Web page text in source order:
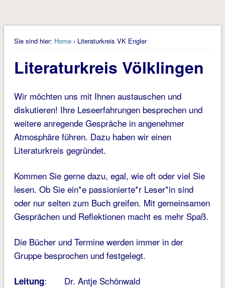
Sie sind hier: Home› Literaturkreis VK Engler
Literaturkreis Völklingen
Wir möchten uns mit Ihnen austauschen und
diskutieren! Ihre Leseerfahrungen besprechen und
weitere anregende Gespräche in angenehmer
Atmosphäre führen. Dazu haben wir einen
Literaturkreis gegründet.
Kommen Sie gerne dazu, egal, wie oft oder viel Sie
lesen. Ob Sie ein*e passionierte*r Leser*in sind
oder nur selten zum Buch greifen. Mit gemeinsamen
Gesprächen und Reflektionen macht es mehr Spaß.
Die Bücher und Termine werden immer in der
Gruppe besprochen und festgelegt.
Leitung: Dr. Antje Schönwald